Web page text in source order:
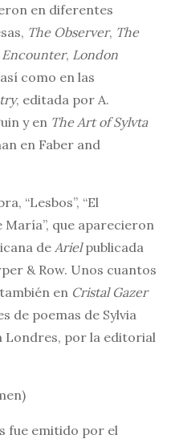
en diferentes
The Observer, The
Encounter, London
como en las
, editada por A.
y en The Art of Sylvta
en Faber and
“Lesbos”, “El
María”, que aparecieron
de Arielpublicada
& Row. Unos cuantos
en Cristal Gazer
de poemas de Sylvia
Londres, por la editorial
fue emitido por el